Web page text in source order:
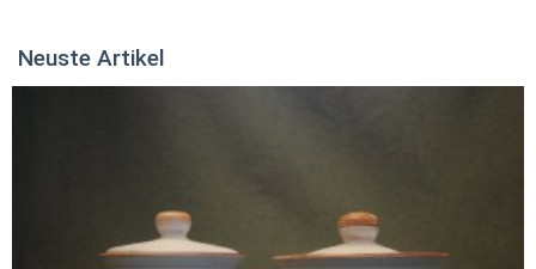
Neuste Artikel